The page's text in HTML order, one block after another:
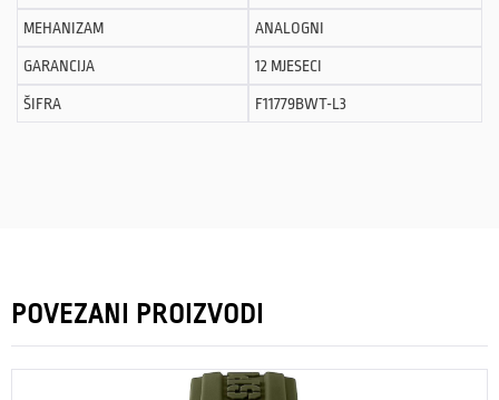
MEHANIZAM ANALOGNI
GARANCIJA 12 MJESECI
ŠIFRA F11779BWT-L3
POVEZANI PROIZVODI